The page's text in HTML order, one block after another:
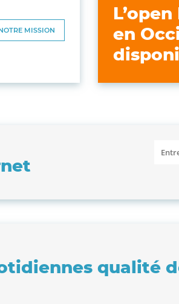
MISSION
en
qualité